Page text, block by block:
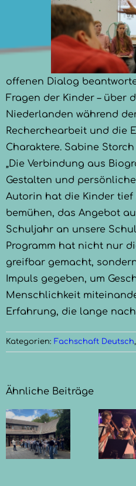
offenen Dialog
Fragen der Kinder – über
Niederlanden während
Recherchearbeit und die
Charaktere. Sabine
„Die Verbindung aus
Gestalten und
Autorin hat die Kinder tief
bemühen, das Angebot
Schuljahr an unsere
Programm hat nicht nur
greifbar gemacht,
Impuls gegeben, um
Menschlichkeit
Erfahrung, die lange
Kategorien: Fachschaft Deutsch,
Ähnliche Beiträge
Sommerkonzert
der